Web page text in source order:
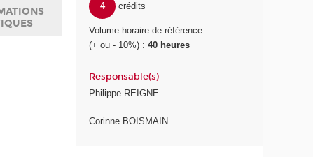
4
crédits
Volume horaire de référence
(+ ou - 10%) :40 heures
Responsable(s)
Philippe REIGNE
Corinne BOISMAIN